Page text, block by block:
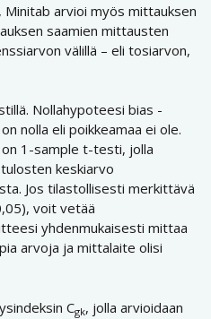
arvioi myös mittauksen
saamien mittausten
välillä – eli tosiarvon,
Nollahypoteesi bias -
nolla eli poikkeamaa ei ole.
1-sample t-testi, jolla
keskiarvo
Jos tilastollisesti merkittävä
voit vetää
yhdenmukaisesti mittaa
arvoja ja mittalaite olisi
Cgk, jolla arvioidaan